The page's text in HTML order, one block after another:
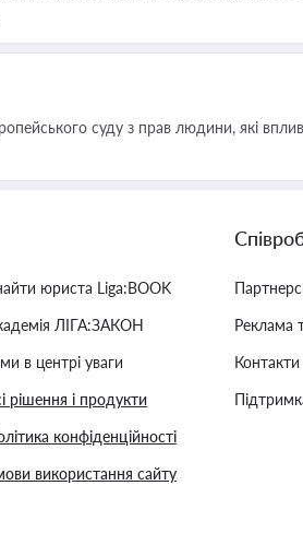
суду з прав людини, які
юриста Liga:BOOK
ЛІГА:ЗАКОН
в центрі уваги
рішення і продукти
конфіденційності
використання сайту
Реклама
Контакти